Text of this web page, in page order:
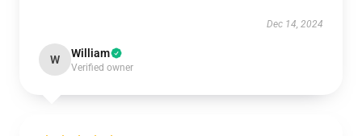
Dec 14, 2024
W William
Verified owner